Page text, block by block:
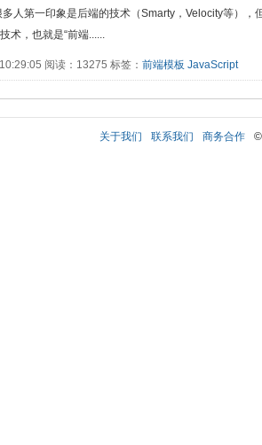
人第一印象是后端的技术（Smarty，Velocity等），
术，也就是“前端......
阅读：13275 标签： 前端模板 JavaScript
关于我们 联系我们 商务合作